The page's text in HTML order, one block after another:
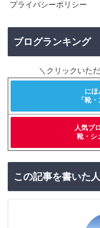
プライバシーポリシー
ブログランキング
＼クリックいた
にほ
「靴
人気ブ
靴・シ
この記事を書いた人